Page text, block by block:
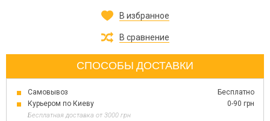
В избранное
В сравнение
СПОСОБЫ ДОСТАВКИ
Самовывоз
Бесплатно
Курьером по Киеву
0-90 грн
Бесплатная доставка от 3000 грн